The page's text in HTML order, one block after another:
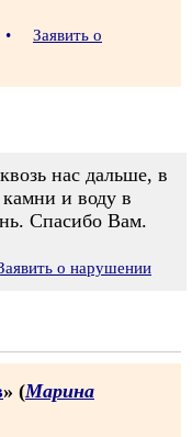
•
Заявить о
нас дальше, в
камни и воду в
Спасибо Вам.
о нарушении
» (Марина